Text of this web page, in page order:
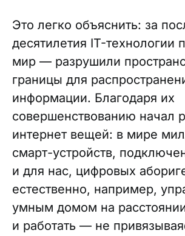
Это легко объяснить: за
десятилетия IT-технологии
мир — разрушили
границы для
информации. Благодаря их
совершенствованию начал
интернет вещей: в мире
смарт-устройств,
и для нас, цифровых
естественно, например,
умным домом на
и работать — не